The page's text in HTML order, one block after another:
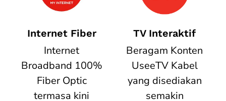
Internet Fiber
Internet
Broadband 100%
Fiber Optic
termasa kini
TV Interaktif
Beragam Konten
UseeTV Kabel
yang disediakan
semakin